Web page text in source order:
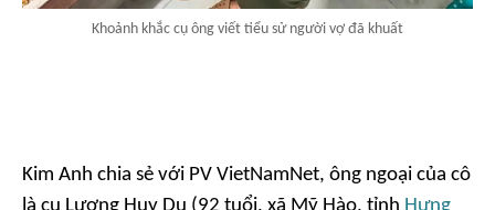
Khoảnh khắc cụ ông viết tiểu sử người vợ đã khuất
Kim Anh chia sẻ với PV VietNamNet, ông ngoại của cô